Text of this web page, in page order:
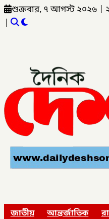
শুক্রবার, ৭ আগস্ট ২০২৬
|
জাতীয় আন্তর্জাতিক